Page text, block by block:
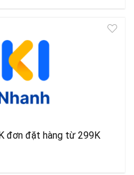
đơn đặt hàng từ 299K